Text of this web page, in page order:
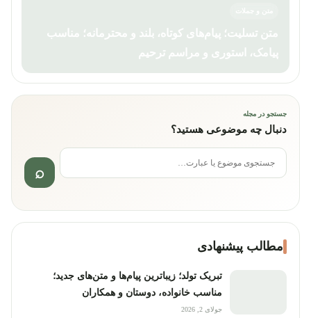
متن تسلیت؛ پیام‌های کوتاه، بلند و محترمانه؛ مناسب
پیامک، استوری و مراسم ترحیم
جستجو در مجله
دنبال چه موضوعی هستید؟
جستجو برای:
مطالب پیشنهادی
تبریک تولد؛ زیباترین پیام‌ها و متن‌های جدید؛
مناسب خانواده، دوستان و همکاران
جولای 2, 2026